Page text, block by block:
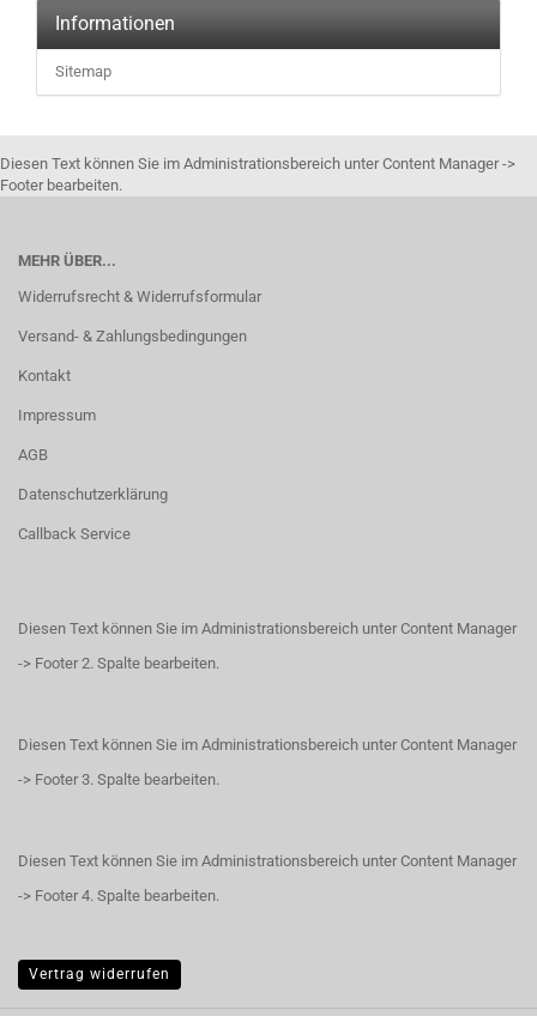
Informationen
Sitemap
Diesen Text können Sie im Administrationsbereich unter Content Manager ->
Footer bearbeiten.
MEHR ÜBER...
Widerrufsrecht & Widerrufsformular
Versand- & Zahlungsbedingungen
Kontakt
Impressum
AGB
Datenschutzerklärung
Callback Service
Diesen Text können Sie im Administrationsbereich unter Content Manager
-> Footer 2. Spalte bearbeiten.
Diesen Text können Sie im Administrationsbereich unter Content Manager
-> Footer 3. Spalte bearbeiten.
Diesen Text können Sie im Administrationsbereich unter Content Manager
-> Footer 4. Spalte bearbeiten.
Vertrag widerrufen